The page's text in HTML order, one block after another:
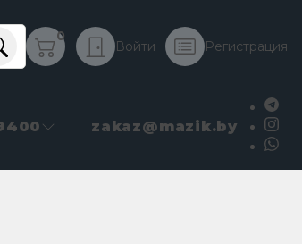
0
Войти Регистрация
zakaz@mazik.by